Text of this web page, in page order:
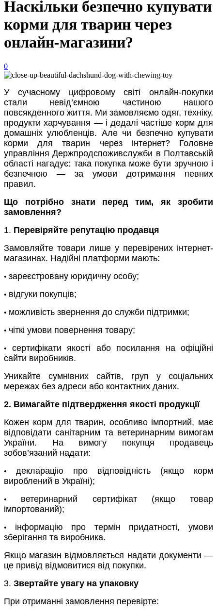
Наскільки безпечно купувати
корми для тварин через
онлайн-магазини?
0
У сучасному цифровому світі онлайн-покупки
стали невід’ємною частиною нашого
повсякденного життя. Ми замовляємо одяг, техніку,
продукти харчування — і дедалі частіше корм для
домашніх улюбленців. Але чи безпечно купувати
корми для тварин через інтернет? Головне
управління Держпродспоживслужби в Полтавській
області нагадує: така покупка може бути зручною і
безпечною — за умови дотримання певних
правил.
Що потрібно знати перед тим, як зробити
замовлення?
1. Перевіряйте репутацію продавця
Замовляйте товари лише у перевірених інтернет-
магазинах. Надійні платформи мають:
• зареєстровану юридичну особу;
• відгуки покупців;
• можливість звернення до служби підтримки;
• чіткі умови повернення товару;
• сертифікати якості або посилання на офіційні
сайти виробників.
Уникайте сумнівних сайтів, груп у соціальних
мережах без адреси або контактних даних.
2. Вимагайте підтвердження якості продукції
Кожен корм для тварин, особливо імпортний, має
відповідати санітарним та ветеринарним вимогам
України. На вимогу покупця продавець
зобов’язаний надати:
• декларацію про відповідність (якщо корм
вироблений в Україні);
• ветеринарний сертифікат (якщо товар
імпортований);
• інформацію про термін придатності, умови
зберігання та виробника.
Якщо магазин відмовляється надати документи —
це привід відмовитися від покупки.
3. Звертайте увагу на упаковку
При отриманні замовлення перевірте: